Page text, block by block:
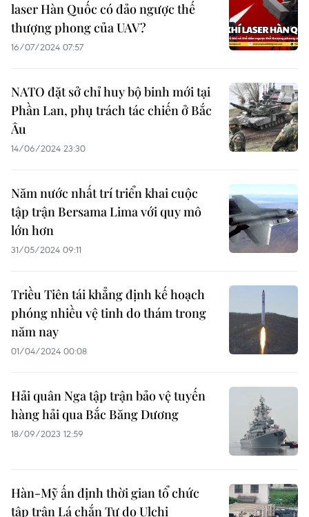
laser Hàn Quốc có đảo ngược thế
thượng phong của UAV?
16/07/2024 07:57
NATO đặt sở chỉ huy bộ binh mới tại
Phần Lan, phụ trách tác chiến ở Bắc
Âu
14/06/2024 23:30
Năm nước nhất trí triển khai cuộc
tập trận Bersama Lima với quy mô
lớn hơn
31/05/2024 09:11
Triều Tiên tái khẳng định kế hoạch
phóng nhiều vệ tinh do thám trong
năm nay
01/04/2024 00:08
Hải quân Nga tập trận bảo vệ tuyến
hàng hải qua Bắc Băng Dương
18/09/2023 12:59
Hàn-Mỹ ấn định thời gian tổ chức
tập trận Lá chắn Tự do Ulchi